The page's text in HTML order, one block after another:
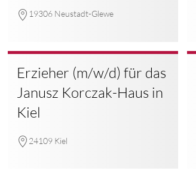
19306 Neustadt-Glewe
Erzieher (m/w/d) für das
Janusz Korczak-Haus in
Kiel
24109 Kiel